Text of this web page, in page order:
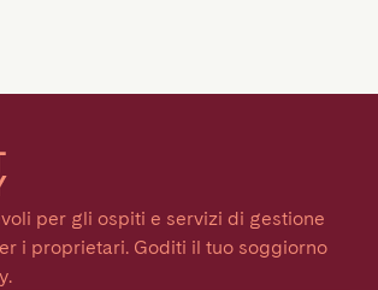
per gli ospiti e servizi di gestione
i proprietari. Goditi il tuo soggiorno